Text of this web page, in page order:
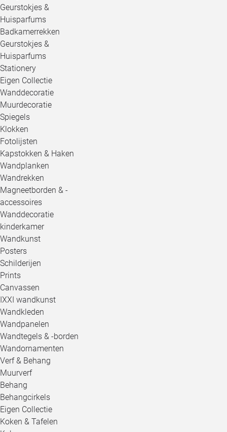
Geurstokjes &
Huisparfums
Badkamerrekken
Geurstokjes &
Huisparfums
Stationery
Eigen Collectie
Wanddecoratie
Muurdecoratie
Spiegels
Klokken
Fotolijsten
Kapstokken & Haken
Wandplanken
Wandrekken
Magneetborden & -
accessoires
Wanddecoratie
kinderkamer
Wandkunst
Posters
Schilderijen
Prints
Canvassen
IXXI wandkunst
Wandkleden
Wandpanelen
Wandtegels & -borden
Wandornamenten
Verf & Behang
Muurverf
Behang
Behangcirkels
Eigen Collectie
Koken & Tafelen